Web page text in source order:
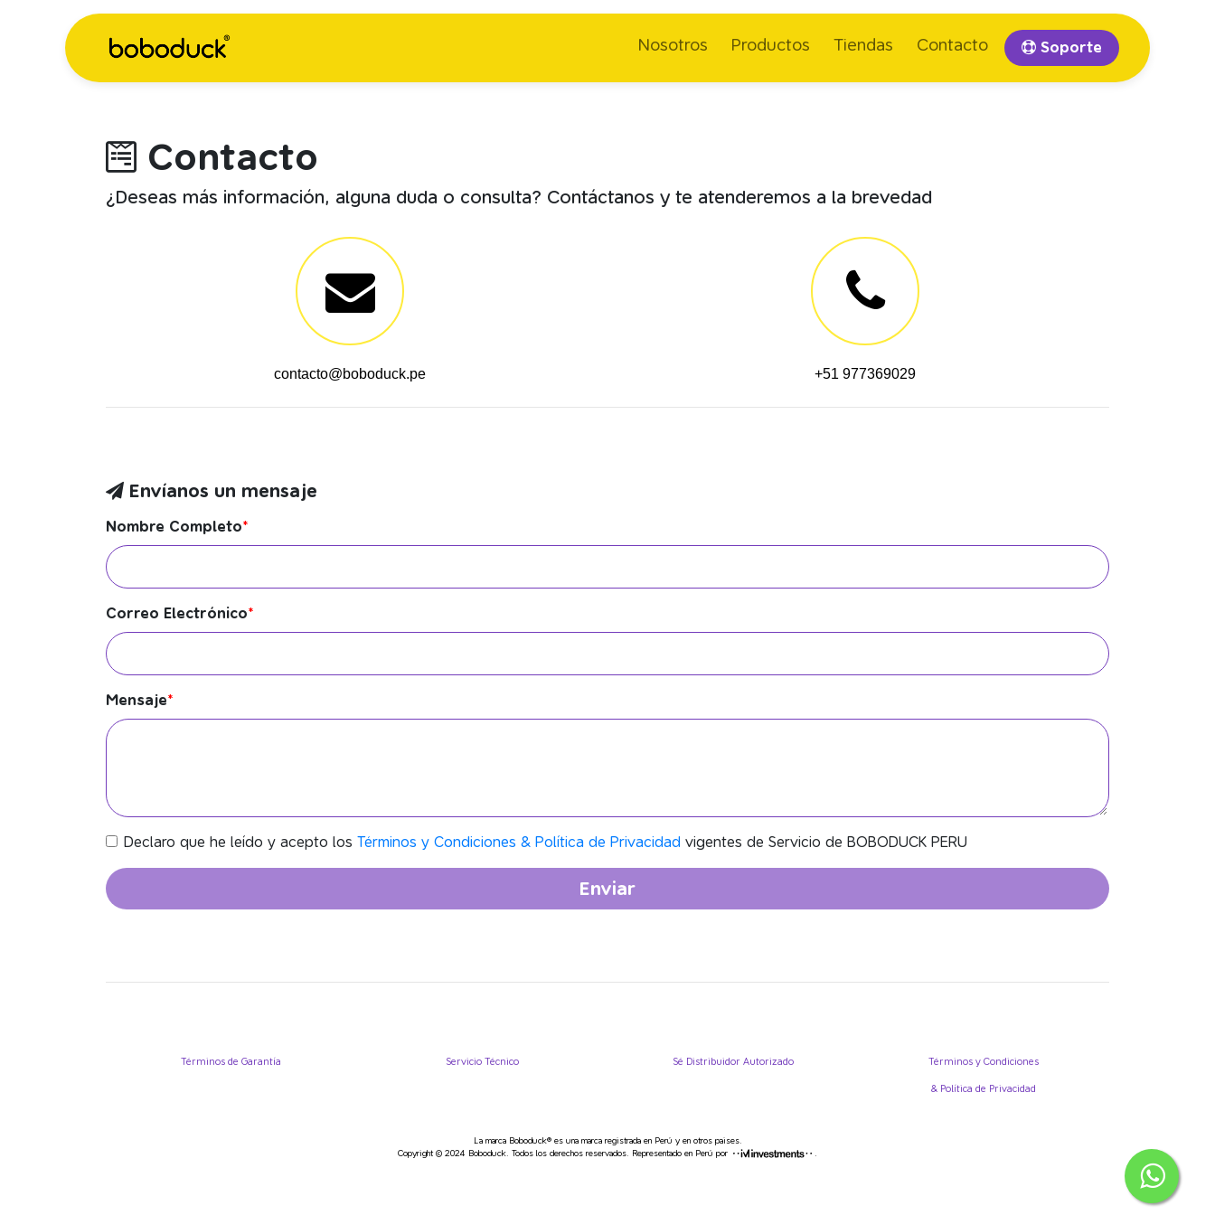
Nosotros Productos Tiendas Contacto Soporte
Contacto
¿Deseas más información, alguna duda o consulta? Contáctanos y te atenderemos a la brevedad
contacto@boboduck.pe +51 977369029
Envíanos un mensaje
Nombre Completo*
Correo Electrónico*
Mensaje*
Declaro que he leído y acepto los Términos y Condiciones & Política de Privacidad vigentes de Servicio de BOBODUCK PERU
Enviar
Términos de Garantía Servicio Técnico Sé Distribuidor Autorizado Términos y Condiciones
& Política de Privacidad
La marca Boboduck® es una marca registrada en Perú y en otros paises.
Copyright © 2024 Boboduck. Todos los derechos reservados. Representado en Perú por